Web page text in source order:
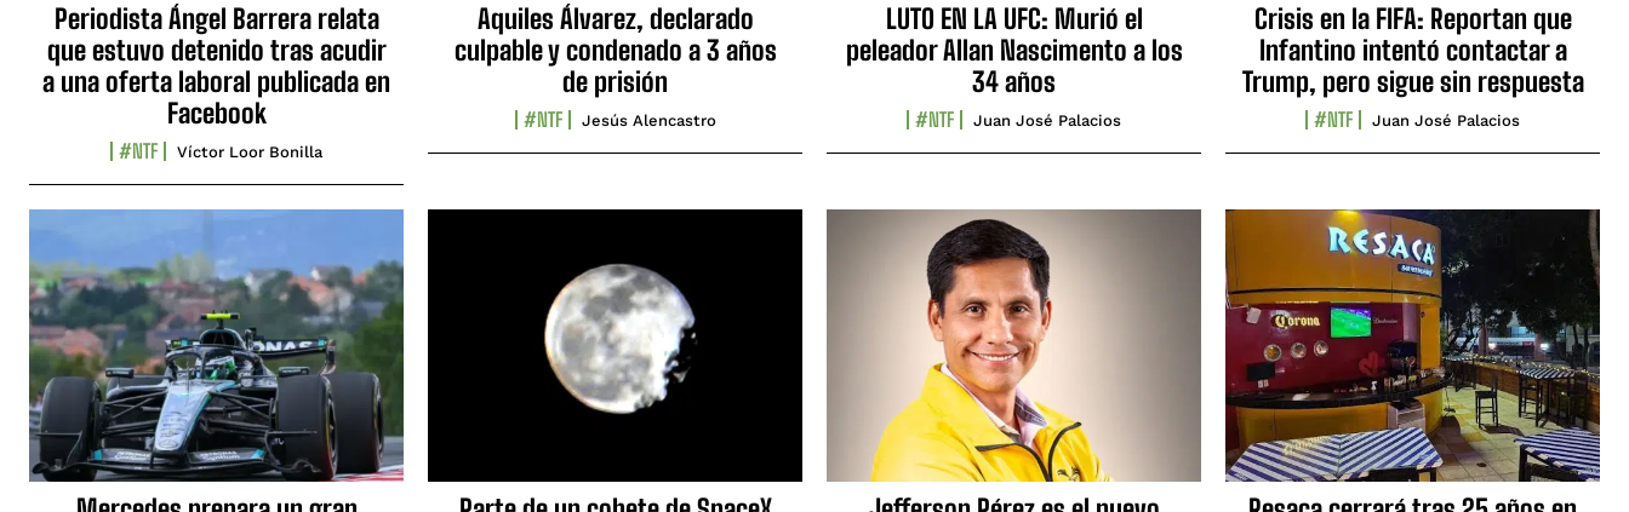
Periodista Ángel Barrera relata
que estuvo detenido tras acudir
a una oferta laboral publicada en
Facebook
#NTF Víctor Loor Bonilla
Aquiles Álvarez, declarado
culpable y condenado a 3 años
de prisión
#NTF Jesús Alencastro
LUTO EN LA UFC: Murió el
peleador Allan Nascimento a los
34 años
#NTF Juan José Palacios
Crisis en la FIFA: Reportan que
Infantino intentó contactar a
Trump, pero sigue sin respuesta
#NTF Juan José Palacios